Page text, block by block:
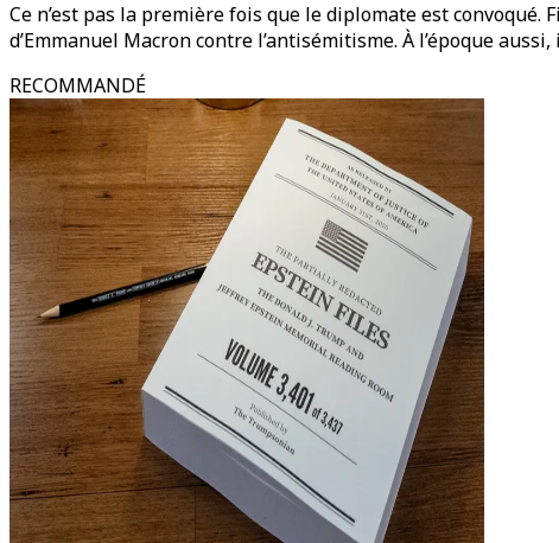
Ce n’est pas la première fois que le diplomate est
d’Emmanuel Macron contre l’antisémitisme. À l’époque
RECOMMANDÉ